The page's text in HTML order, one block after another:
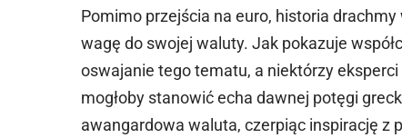
Pomimo przejścia na euro, historia
wagę do swojej waluty. Jak pokazuje
oswajanie tego tematu, a niektórzy
mogłoby stanowić echa dawnej potęgi
awangardowa waluta, czerpiąc inspirację z